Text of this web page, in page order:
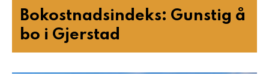
Bokostnadsindeks: Gunstig å
bo i Gjerstad